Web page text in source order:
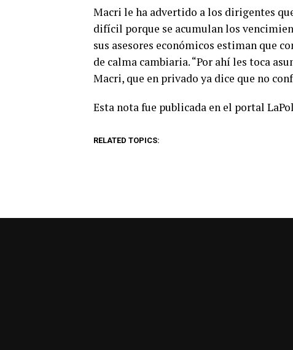
Macri le ha advertido a los dirigentes
difícil porque se acumulan los
sus asesores económicos estiman que
de calma cambiaria. “Por ahí les toca
Macri, que en privado ya dice que no
Esta nota fue publicada en el portal
RELATED TOPICS: